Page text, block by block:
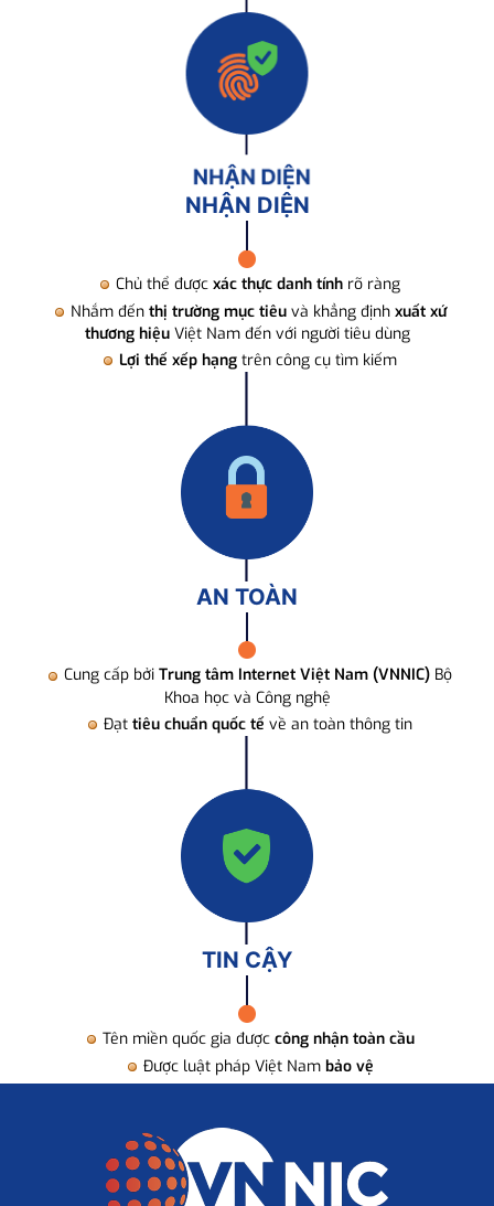
NHẬN DIỆN
Chủ thể được xác thực danh tính rõ ràng
Nhắm đến thị trường mục tiêuvà khẳng định xuất xứ
thương hiệuViệt Nam đến với người tiêu dùng
Lợi thế xếp hạng trên công cụ tìm kiếm
AN TOÀN
Cung cấp bởi Trung tâm Internet Việt Nam (VNNIC) Bộ
Khoa học và Công nghệ
Đạt tiêu chuẩn quốc tế về an toàn thông tin
TIN CẬY
Tên miền quốc gia được công nhận toàn cầu
Được luật pháp Việt Nam bảo vệ